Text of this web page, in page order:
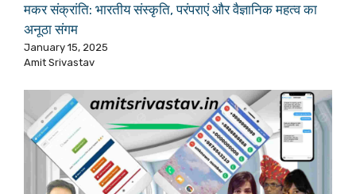
मकर संक्रांति: भारतीय संस्कृति, परंपराएं और वैज्ञानिक महत्व का
अनूठा संगम
January 15, 2025
Amit Srivastav